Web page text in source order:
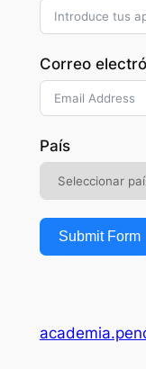
Correo
País
Submit Form